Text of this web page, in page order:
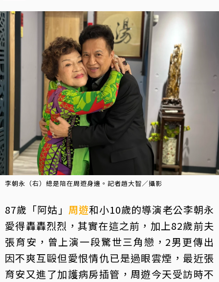
李朝永（右）總是陪在周遊身邊。記者趙大智／攝影
87歲「阿姑」 周遊和小10歲的導演老公李朝永
愛得轟轟烈烈，其實在這之前，加上82歲前夫
張育安，曾上演一段驚世三角戀，2男更傳出
因不爽互毆但愛恨情仇已是過眼雲煙，最近張
育安又進了加護病房插管，周遊今天受訪時不